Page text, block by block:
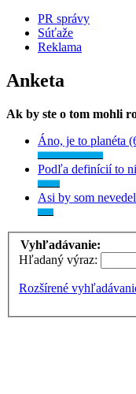
PR správy
Súťaže
Reklama
Anketa
Ak by ste o tom mohli
Áno, je to planéta
Podľa definícií to
Asi by som
Vyhľadávanie:
Hľadaný výraz:
Rozšírené